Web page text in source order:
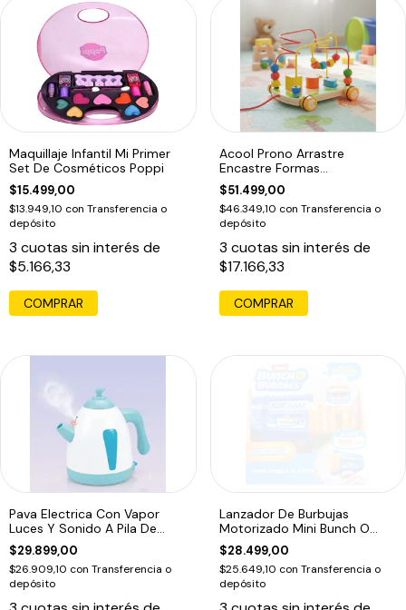
Maquillaje Infantil Mi Primer
Set De Cosméticos Poppi
$15.499,00
$13.949,10 con Transferencia o
depósito
3 cuotas sin interés de
$5.166,33
COMPRAR
Acool Prono Arrastre
Encastre Formas
Geometricas Ac7627
$51.499,00
$46.349,10 con Transferencia o
depósito
3 cuotas sin interés de
$17.166,33
Pava Electrica Con Vapor
Luces Y Sonido A Pila De
Juguete
$29.899,00
$26.909,10 con Transferencia o
depósito
Lanzador De Burbujas
Motorizado Mini Bunch O
Bubbles Azul Marino
$28.499,00
$25.649,10 con Transferencia o
depósito